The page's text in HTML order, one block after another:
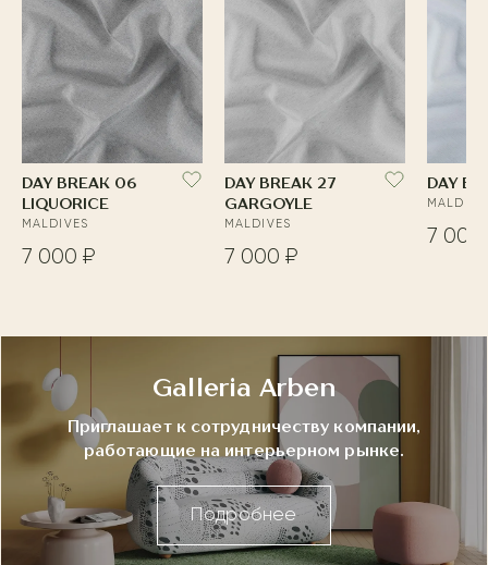
DAY BREAK 06
LIQUORICE
MALDIVES
7 000 ₽
DAY BREAK 27
GARGOYLE
MALDIVES
7 000 ₽
DAY
7 000
Galleria Arben
Приглашает к сотрудничеству компании,
работающие на интерьерном рынке.
Подробнее